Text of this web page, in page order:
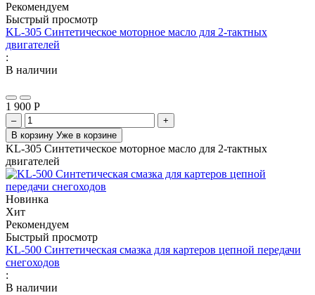
Рекомендуем
Быстрый просмотр
KL-305 Синтетическое моторное масло для 2-тактных
двигателей
:
В наличии
1 900 Р
–
+
В корзину Уже в корзине
KL-305 Синтетическое моторное масло для 2-тактных
двигателей
Новинка
Хит
Рекомендуем
Быстрый просмотр
KL-500 Синтетическая смазка для картеров цепной передачи
снегоходов
:
В наличии